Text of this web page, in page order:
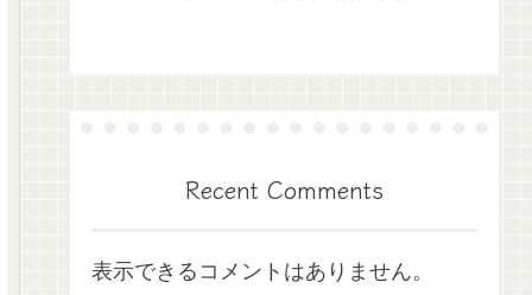
Recent Comments
表示できるコメントはありません。